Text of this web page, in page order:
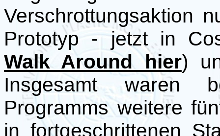
Verschrottungsaktion
Prototyp - jetzt in
Walk Around hier)
Insgesamt waren
Programms weitere
in fortgeschrittenen